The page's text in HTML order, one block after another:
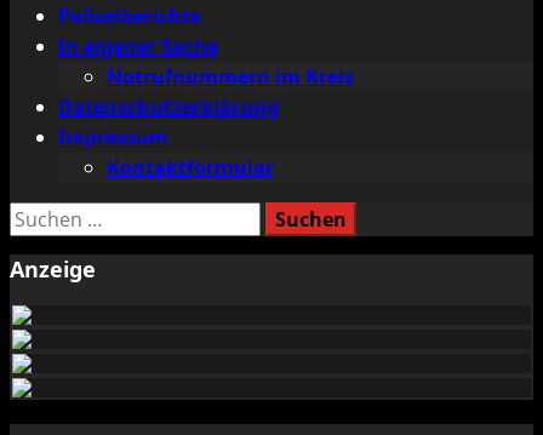
Polizeiberichte
In eigener Sache
Notrufnummern im Kreis
Datenschutzerklärung
Impressum
Kontaktformular
Suchen
Anzeige